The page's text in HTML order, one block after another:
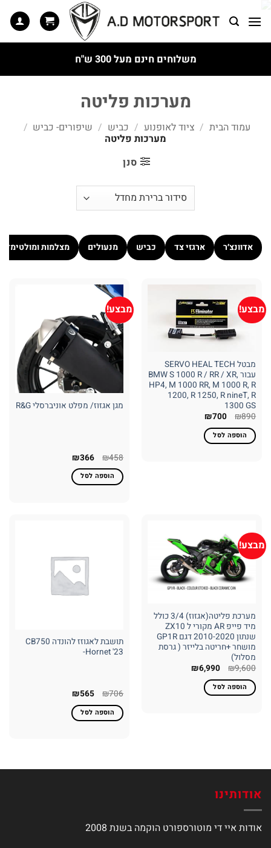
משלוחים חינם מעל 300 ש"ח
מערכות פליטה
עמוד הבית / ציוד לאופנוע / כביש / שיפורים- כביש /
מערכות פליטה
סנן
אדוונצ׳ר ארגזי צד כביש מנעולים מצלמות
מבצע!
מבטל SERVO HEAL TECH
עבור BMW S 1000 R / RR / XR,
HP4, M 1000 RR, M 1000 R, R
1200, R 1250, R nineT, R
1300 GS
₪890 המחיר
היה:
₪890.
₪700 המחיר
הוא:
₪700. הוספה לסל
מבצע!
מגן אגזוז/ מפלט אוניברסלי R&G
₪458 המחיר
היה:
₪458.
₪366 המחיר
הוא:
₪366. הוספה לסל
מבצע!
מערכת פליטה(אגזוז) 3/4 כולל
מיד פייפ AR מקורי ל ZX10
שנתון 2010-2020 דגם GP1R
מושחר +חריטה בלייזר ( גרסת
מסלול)
₪9,600 המחיר
המקורי
היה:
₪9,600.
₪6,990 המחיר
הוספה לסל
תושבת לאגוזז להונדה CB750
Hornet '23-
₪706 המחיר
היה:
₪706.
₪565 המחיר
הוא:
₪565. הוספה לסל
אודותינו
אודות איי די מוטורספורט הוקמה בשנת 2008